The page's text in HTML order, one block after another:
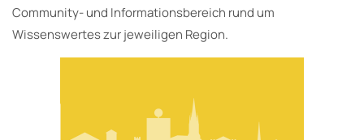
Community- und Informationsbereich rund um
Wissenswertes zur jeweiligen Region.